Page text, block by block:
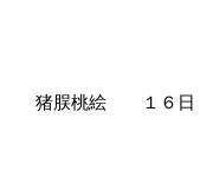
猪脵桃絵